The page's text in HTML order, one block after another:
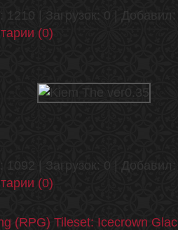
1210 | Загрузок: 0 |
(0)
1092 | Загрузок: 0 |
(0)
(RPG) Tileset: Icecrown